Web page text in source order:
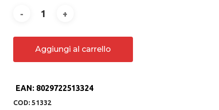
Aggiungi al carrello
EAN: 8029722513324
COD: 51332